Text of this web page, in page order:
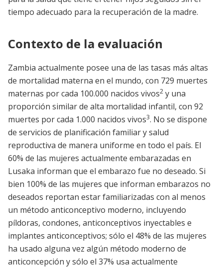
tiempo adecuado para la recuperación de la madre.
Contexto de la evaluación
Zambia actualmente posee una de las tasas más altas
de mortalidad materna en el mundo, con 729 muertes
maternas por cada 100.000 nacidos vivos2 y una
proporción similar de alta mortalidad infantil, con 92
muertes por cada 1.000 nacidos vivos3. No se dispone
de servicios de planificación familiar y salud
reproductiva de manera uniforme en todo el país. El
60% de las mujeres actualmente embarazadas en
Lusaka informan que el embarazo fue no deseado. Si
bien 100% de las mujeres que informan embarazos no
deseados reportan estar familiarizadas con al menos
un método anticonceptivo moderno, incluyendo
píldoras, condones, anticonceptivos inyectables e
implantes anticonceptivos; sólo el 48% de las mujeres
ha usado alguna vez algún método moderno de
anticoncepción y sólo el 37% usa actualmente